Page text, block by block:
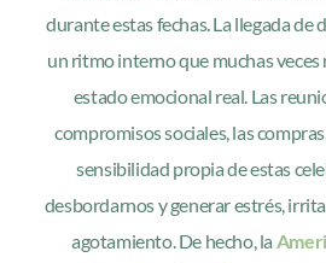
durante estas fechas. La llegada de
un ritmo interno que muchas
estado emocional real. Las
compromisos sociales, las
sensibilidad propia de estas
desbordarnos y generar estrés,
agotamiento. De hecho, la